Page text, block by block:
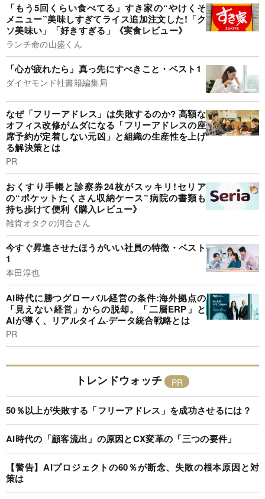
「もう5回くらい食べてる」すき家の“やけくそ
メニュー”美味しすぎてライス追加注文した!「ク
ソ美味い」「好きすぎる」《実食レビュー》
ランチ命の山盛くん
「心が疲れたら」真っ先にすべきこと・ベスト1
ダイヤモンド社書籍編集局
なぜ「フリーアドレス」は失敗するのか? 高額な
オフィス改修がムダになる「フリーアドレスの座
席予約が定着しない元凶」と組織の生産性を上げ
る解決策とは
PR
おくすり手帳と診察券24枚がスッキリ!セリア
の“ポケットたくさん収納ケース”病院の書類も
持ち歩けて便利《購入レビュー》
雑貨オタクの河合さん
今すぐ昇進させたほうがいい社員の特徴・ベスト
1
本田淳也
AI時代に勝つグローバル経営の条件:海外拠点の
「見えない経営」からの脱却。「二層ERP」と
AIが導く、リアルタイム·データ統合戦略とは
PR
トレンドウォッチ
50％以上が失敗する「フリーアドレス」を成功させるには？
AI時代の「顧客流出」の原因とCX変革の「三つの要件」
【警告】AIプロジェクトの60％が断念、失敗の根本原因と対
策は